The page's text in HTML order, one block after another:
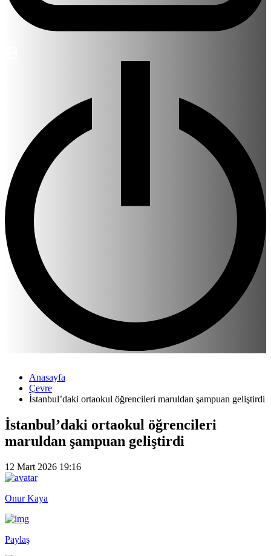
Anasayfa
Çevre
İstanbul’daki ortaokul öğrencileri maruldan şampuan geliştirdi
İstanbul’daki ortaokul öğrencileri
maruldan şampuan geliştirdi
12 Mart 2026 19:16
Onur Kaya
Paylaş